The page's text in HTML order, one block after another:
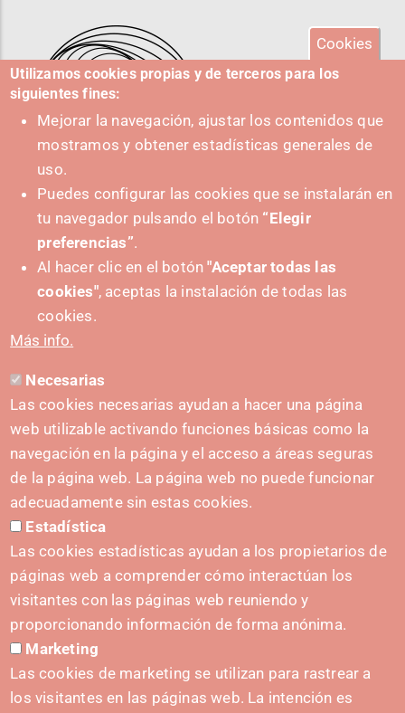
IMPULSA
CONTACTO
hola@irisnavarra.com
(+34) 628 23 12 32
C. del Sadar, 31006 Pamplona
Formulario de contacto
Kit de prensa
INICIATIVAS
Navarra Cybersecurity Center
Spain Living Lab
Cookies
Utilizamos cookies propias y de terceros para los
siguientes fines:
Mejorar la navegación, ajustar los contenidos que
mostramos y obtener estadísticas generales de
uso.
Puedes configurar las cookies que se instalarán en
tu navegador pulsando el botón “Elegir
preferencias”.
Al hacer clic en el botón"Aceptar todas las
cookies", aceptas la instalación de todas las
cookies.
Más info.
Necesarias
Las cookies necesarias ayudan a hacer una página
web utilizable activando funciones básicas como la
navegación en la página y el acceso a áreas seguras
de la página web. La página web no puede funcionar
adecuadamente sin estas cookies.
Estadística
Las cookies estadísticas ayudan a los propietarios de
páginas web a comprender cómo interactúan los
visitantes con las páginas web reuniendo y
proporcionando información de forma anónima.
Marketing
Las cookies de marketing se utilizan para rastrear a
los visitantes en las páginas web. La intención es